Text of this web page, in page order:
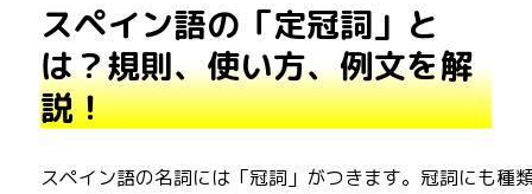
スペイン語の「定冠詞」と
は？規則、使い方、例文を解
説！
スペイン語の名詞には「冠詞」がつきます。冠詞にも種